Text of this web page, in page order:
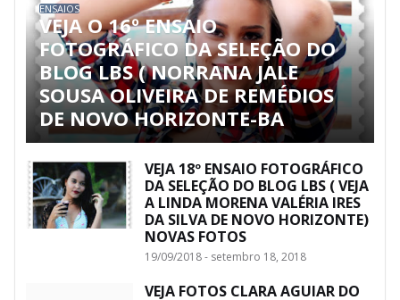
ENSAIOS
VEJA O 16º ENSAIO
FOTOGRÁFICO DA SELEÇÃO DO
BLOG LBS ( NORRANA JALE
SOUSA OLIVEIRA DE REMÉDIOS
DE NOVO HORIZONTE-BA
VEJA 18º ENSAIO FOTOGRÁFICO
DA SELEÇÃO DO BLOG LBS ( VEJA
A LINDA MORENA VALÉRIA IRES
DA SILVA DE NOVO HORIZONTE)
NOVAS FOTOS
19/09/2018 - setembro 18, 2018
VEJA FOTOS CLARA AGUIAR DO